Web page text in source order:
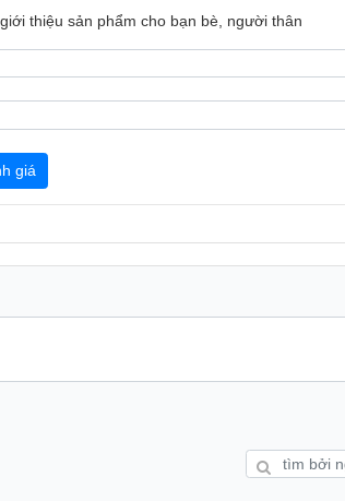
kế tổ ong, nhúng tinh thể Bạc Ag+, giúp khử
thiệu sản phẩm cho bạn bè, người thân
giá